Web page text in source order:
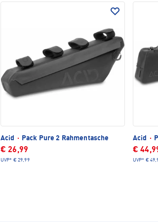
Acid · Pack Pure 2 Rahmentasche
€ 26,99
UVP* € 29,99
Acid ·
€
UVP* €